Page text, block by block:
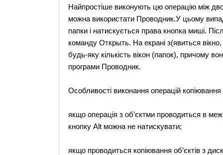
Найпростіше виконують цю операцію між
можна використати Проводник.У цьому
папки і натискується права кнопка миші.
команду Открыть. На екрані з(явиться
будь-яку кількість вікон (папок), причому
програми Проводник.
Особливості виконання операцій
якщо операція з об’єктми проводиться в
кнопку Alt можна не натискувати;
якщо проводиться копіювання об’єктів з